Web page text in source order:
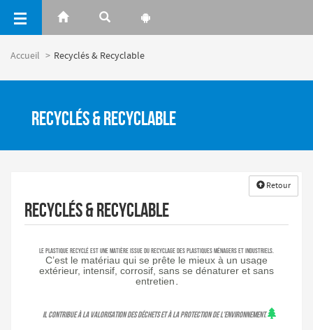
Accueil Recyclés & Recyclable
Recyclés & Recyclable
Recyclés & Recyclable
Le plastique recyclé est une matière issue du recyclage des plastiques ménagers et industriels.
C’est le matériau qui se prête le mieux à un usage
extérieur, intensif, corrosif, sans se dénaturer et sans
entretien .
Il contribue à la valorisation des déchets et à la protection de l'environnement.
Retour